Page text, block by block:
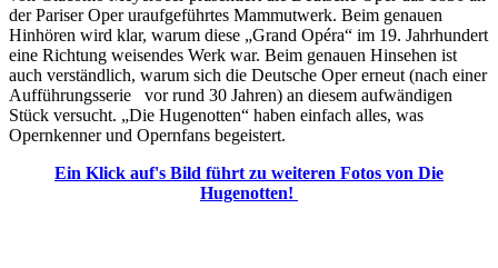
der Pariser Oper uraufgeführtes Mammutwerk. Beim genauen
Hinhören wird klar, warum diese „Grand Opéra“ im 19. Jahrhundert
eine Richtung weisendes Werk war. Beim genauen Hinsehen ist
auch verständlich, warum sich die Deutsche Oper erneut (nach einer
Aufführungsserie vor rund 30 Jahren) an diesem aufwändigen
Stück versucht. „Die Hugenotten“ haben einfach alles, was
Opernkenner und Opernfans begeistert.
Ein Klick auf's Bild führt zu weiteren Fotos von Die
Hugenotten!